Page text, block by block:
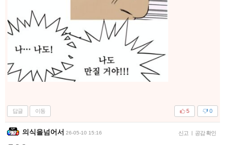
답글 이동 0
5
의식을넘어서 26-05-10 15:16 신고 | 공감 확인